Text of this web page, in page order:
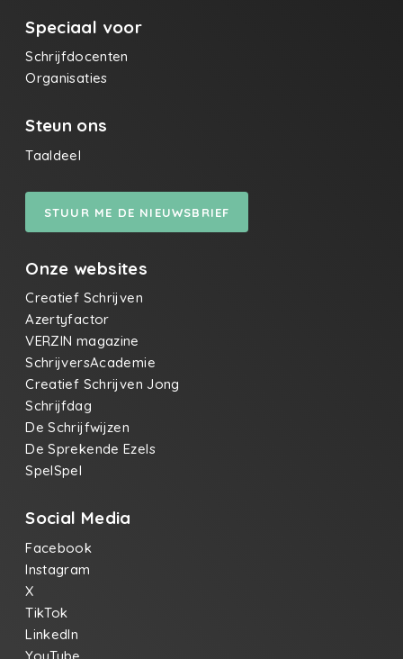
Speciaal voor
Schrijfdocenten
Organisaties
Steun ons
Taaldeel
STUUR ME DE NIEUWSBRIEF
Onze websites
Creatief Schrijven
Azertyfactor
VERZIN magazine
SchrijversAcademie
Creatief Schrijven Jong
Schrijfdag
De Schrijfwijzen
De Sprekende Ezels
SpelSpel
Social Media
Facebook
Instagram
X
TikTok
LinkedIn
YouTube